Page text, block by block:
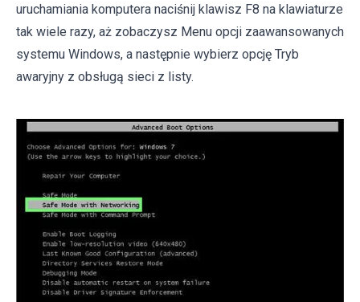
uruchamiania komputera naciśnij klawisz F8 na klawiaturze
tak wiele razy, aż zobaczysz Menu opcji zaawansowanych
systemu Windows, a następnie wybierz opcję Tryb
awaryjny z obsługą sieci z listy.